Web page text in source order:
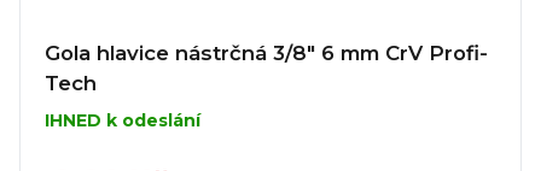
Gola hlavice nástrčná 3/8" 6 mm CrV Profi-
Tech
IHNED k odeslání